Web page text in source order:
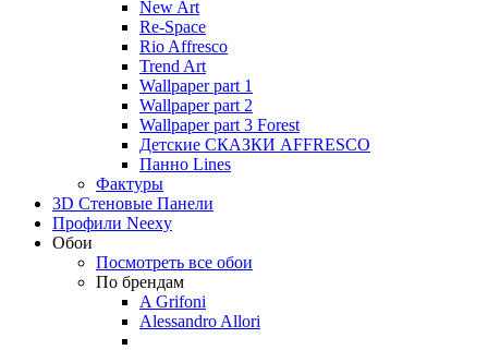
New Art
Re-Space
Rio Affresco
Trend Art
Wallpaper part 1
Wallpaper part 2
Wallpaper part 3 Forest
Детские СКАЗКИ AFFRESCO
Панно Lines
Фактуры
3D Стеновые Панели
Профили Neexy
Обои
Посмотреть все обои
По брендам
A Grifoni
Alessandro Allori